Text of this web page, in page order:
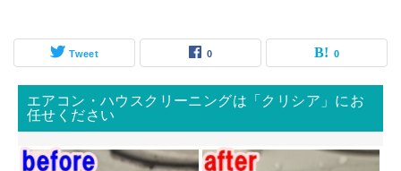
Tweet 0 0
エアコン・ハウスクリーニングは「クリシア」にお
任せください